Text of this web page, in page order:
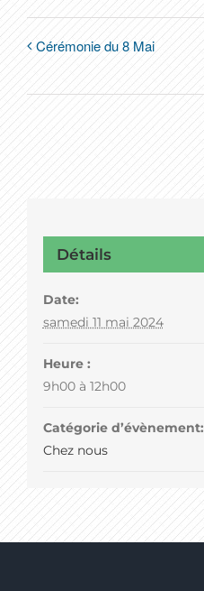
Cérémonie du 8 Mai
Détails
Date:
samedi 11 mai 2024
Heure :
9h00 à 12h00
Catégorie d’évènement:
Chez nous